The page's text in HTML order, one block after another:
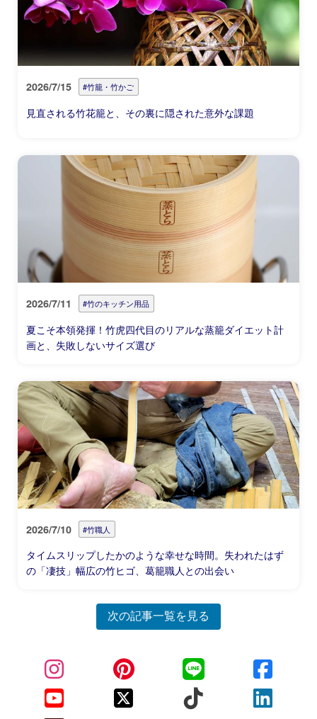
2026/7/15 #竹籠・竹かご
見直される竹花籠と、その裏に隠された意外な課題
2026/7/11 #竹のキッチン用品
夏こそ本領発揮！竹虎四代目のリアルな蒸籠ダイエット計
画と、失敗しないサイズ選び
2026/7/10 #竹職人
タイムスリップしたかのような幸せな時間。失われたはず
の「凄技」幅広の竹ヒゴ、葛籠職人との出会い
次の記事一覧を見る